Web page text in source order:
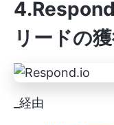
リードの
_経由